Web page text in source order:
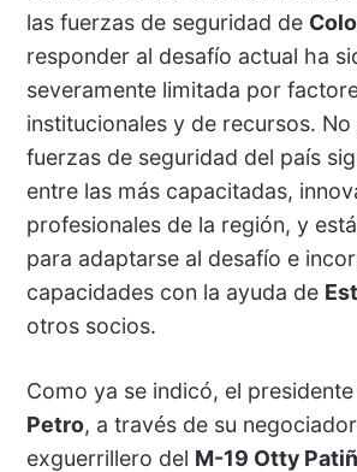
las fuerzas de seguridad de
responder al desafío actual ha
severamente limitada por
institucionales y de recursos.
fuerzas de seguridad del país
entre las más capacitadas,
profesionales de la región, y
para adaptarse al desafío e
capacidades con la ayuda de
otros socios.
Como ya se indicó, el presidente
Petro, a través de su
exguerrillero del M-19 Otty